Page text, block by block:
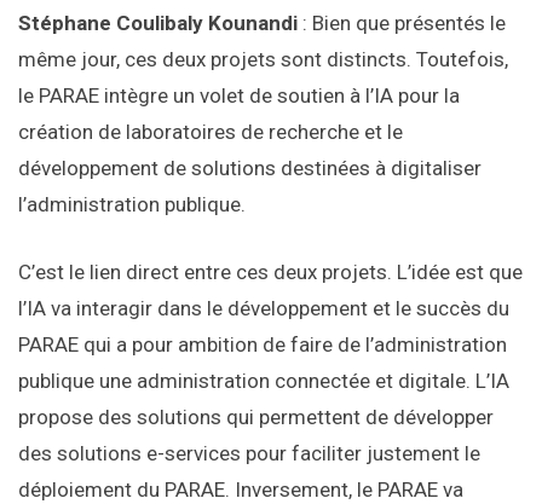
Stéphane Coulibaly Kounandi : Bien que présentés le
même jour, ces deux projets sont distincts. Toutefois,
le PARAE intègre un volet de soutien à l’IA pour la
création de laboratoires de recherche et le
développement de solutions destinées à digitaliser
l’administration publique.
C’est le lien direct entre ces deux projets. L’idée est que
l’IA va interagir dans le développement et le succès du
PARAE qui a pour ambition de faire de l’administration
publique une administration connectée et digitale. L’IA
propose des solutions qui permettent de développer
des solutions e-services pour faciliter justement le
déploiement du PARAE. Inversement, le PARAE va